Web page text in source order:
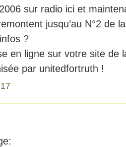
sur radio ici et
jusqu’au N°2 de
?
en ligne sur votre site de
par unitedfortruth !